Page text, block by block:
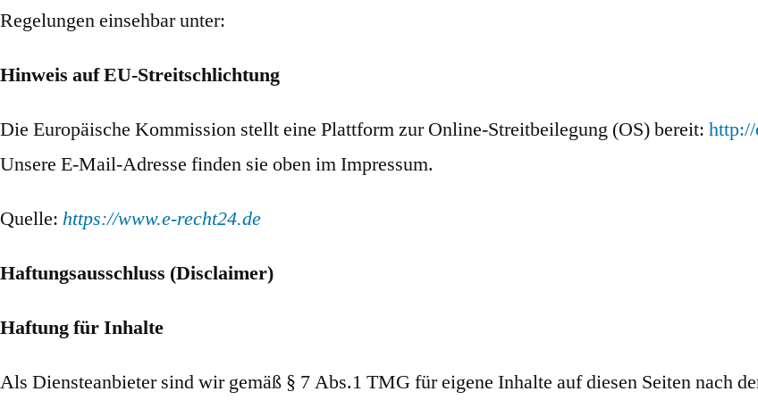
Regelungen einsehbar unter:
Hinweis auf EU-Streitschlichtung
Die Europäische Kommission stellt eine Plattform zur Online-Streitbeilegung (OS) bereit:
Unsere E-Mail-Adresse finden sie oben im Impressum.
Quelle: https://www.e-recht24.de
Haftungsausschluss (Disclaimer)
Haftung für Inhalte
Als Diensteanbieter sind wir gemäß § 7 Abs.1 TMG für eigene Inhalte auf diesen Seiten nach